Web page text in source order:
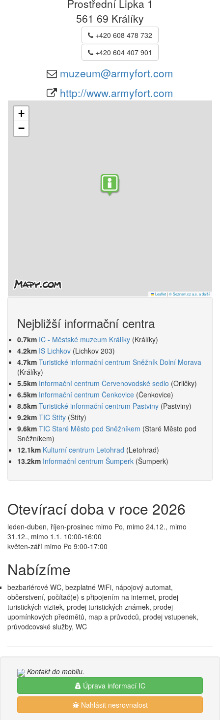
Prostřední Lipka 1
561 69 Králíky
+420 608 478 732
+420 604 407 901
muzeum@armyfort.com
http://www.armyfort.com
+
−
Leaflet|© Seznam.cz a.s. a další
Nejbližší informační centra
0.7km IC - Městské muzeum Králíky (Králíky)
4.2km IS Lichkov (Lichkov 203)
4.7km Turistické informační centrum Sněžník Dolní Morava
(Králíky)
5.5km Informační centrum Červenovodské sedlo (Orličky)
6.5km Informační centrum Čenkovice (Čenkovice)
8.5km Turistické informační centrum Pastviny (Pastviny)
9.2km TIC Štíty (Štíty)
9.6km TIC Staré Město pod Sněžníkem (Staré Město pod
Sněžníkem)
12.1km Kulturní centrum Letohrad (Letohrad)
13.2km Informační centrum Šumperk (Šumperk)
Otevírací doba v roce 2026
leden-duben, říjen-prosinec mimo Po, mimo 24.12., mimo
31.12., mimo 1.1. 10:00-16:00
květen-září mimo Po 9:00-17:00
Nabízíme
bezbariérové WC, bezplatné WiFi, nápojový automat,
občerstvení, počítač(e) s připojením na internet, prodej
turistických vizitek, prodej turistických známek, prodej
upomínkových předmětů, map a průvodců, prodej vstupenek,
průvodcovské služby, WC
Kontakt do mobilu.
Úprava informací IC
Nahlásit nesrovnalost